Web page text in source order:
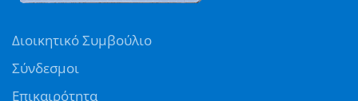
Διοικητικό Συμβούλιο
Σύνδεσμοι
Επικαιρότητα